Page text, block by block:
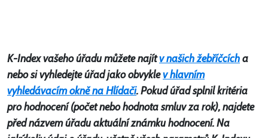
K-Index vašeho úřadu můžete najítv našich žebříčcícha
nebo si vyhledejte úřad jako obvyklev hlavním
vyhledávacím okně na Hlídači. Pokud úřad splnil kritéria
pro hodnocení (počet nebo hodnota smluv za rok), najdete
před názvem úřadu aktuální známku hodnocení. Na